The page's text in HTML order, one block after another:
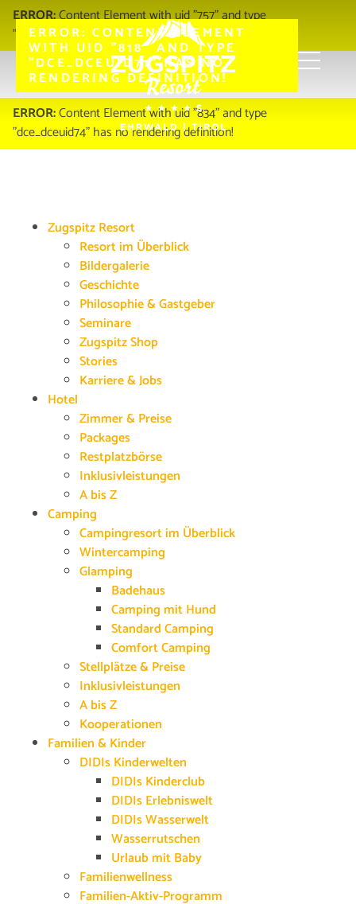
ERROR: CONTENT ELEMENT
WITH UID "818" AND TYPE
"DCE_DCEUID71" HAS NO
RENDERING DEFINITION!
ERROR:Content Element with uid "757" and type
"dce_dceuid67" has no rendering definition!
Zugspitz Resort Sitemap
ERROR:Content Element with uid "834" and type
"dce_dceuid74" has no rendering definition!
Zugspitz Resort
Resort im Überblick
Bildergalerie
Geschichte
Philosophie & Gastgeber
Seminare
Zugspitz Shop
Stories
Karriere & Jobs
Hotel
Zimmer & Preise
Packages
Restplatzbörse
Inklusivleistungen
A bis Z
Camping
Campingresort im Überblick
Wintercamping
Glamping
Badehaus
Camping mit Hund
Standard Camping
Comfort Camping
Stellplätze & Preise
Inklusivleistungen
A bis Z
Kooperationen
Familien & Kinder
DIDIs Kinderwelten
DIDIs Kinderclub
DIDIs Erlebniswelt
DIDIs Wasserwelt
Wasserrutschen
Urlaub mit Baby
Familienwellness
Familien-Aktiv-Programm